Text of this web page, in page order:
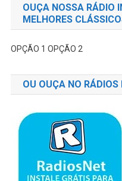
OUÇA NOSSA RÁDIO
MELHORES
OPÇÃO 1 OPÇÃO 2
OU OUÇA NO RÁDIOS